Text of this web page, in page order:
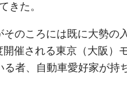
きた。
のころには既に大勢の
催される東京（大阪）
者、自動車愛好家が持